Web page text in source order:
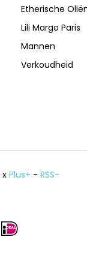
Etherische
Lili Margo Paris
Mannen
Verkoudheid
xPlus+ -RSS-